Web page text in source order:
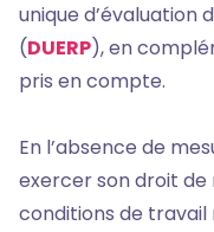
unique d’évaluation
(DUERP), en
pris en compte.
En l’absence de
exercer son droit de
conditions de